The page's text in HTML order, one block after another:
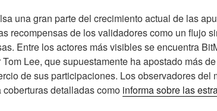
una gran parte del crecimiento actual de las
recompensas de los validadores como un flujo
Entre los actores más visibles se encuentra
Lee, que supuestamente ha apostado más
de sus participaciones. Los observadores del
detalladas como informa sobre las